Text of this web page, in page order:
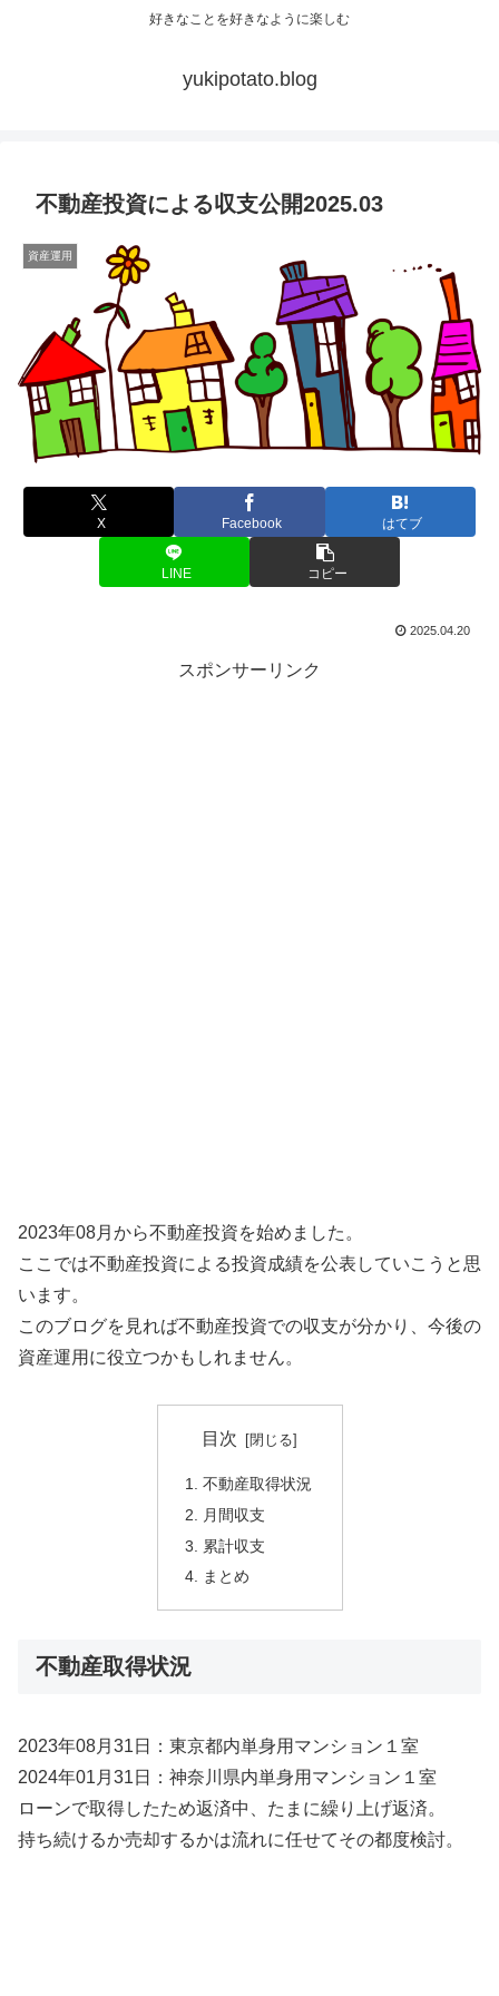
好きなことを好きなように楽しむ
yukipotato.blog
不動産投資による収支公開2025.03
資産運用
X Facebook はてブ
LINE コピー
2025.04.20
スポンサーリンク
2023年08月から不動産投資を始めました。
ここでは不動産投資による投資成績を公表していこうと思
います。
このブログを見れば不動産投資での収支が分かり、今後の
資産運用に役立つかもしれません。
目次
不動産取得状況
月間収支
累計収支
まとめ
不動産取得状況
2023年08月31日：東京都内単身用マンション１室
2024年01月31日：神奈川県内単身用マンション１室
ローンで取得したため返済中、たまに繰り上げ返済。
持ち続けるか売却するかは流れに任せてその都度検討。